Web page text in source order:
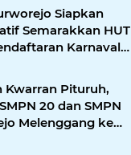
Siapkan
Semarakkan HUT
Karnaval
Kwarran Pituruh,
20 dan SMPN
Melenggang ke